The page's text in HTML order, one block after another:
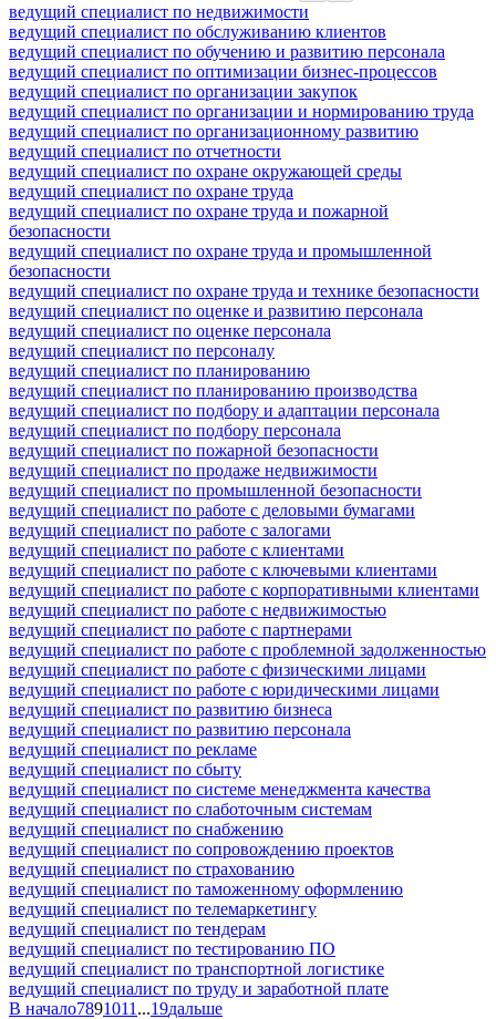
ведущий специалист по недвижимости
ведущий специалист по обслуживанию клиентов
ведущий специалист по обучению и развитию персонала
ведущий специалист по оптимизации бизнес-процессов
ведущий специалист по организации закупок
ведущий специалист по организации и нормированию труда
ведущий специалист по организационному развитию
ведущий специалист по отчетности
ведущий специалист по охране окружающей среды
ведущий специалист по охране труда
ведущий специалист по охране труда и пожарной
безопасности
ведущий специалист по охране труда и промышленной
безопасности
ведущий специалист по охране труда и технике безопасности
ведущий специалист по оценке и развитию персонала
ведущий специалист по оценке персонала
ведущий специалист по персоналу
ведущий специалист по планированию
ведущий специалист по планированию производства
ведущий специалист по подбору и адаптации персонала
ведущий специалист по подбору персонала
ведущий специалист по пожарной безопасности
ведущий специалист по продаже недвижимости
ведущий специалист по промышленной безопасности
ведущий специалист по работе с деловыми бумагами
ведущий специалист по работе с залогами
ведущий специалист по работе с клиентами
ведущий специалист по работе с ключевыми клиентами
ведущий специалист по работе с корпоративными клиентами
ведущий специалист по работе с недвижимостью
ведущий специалист по работе с партнерами
ведущий специалист по работе с проблемной задолженностью
ведущий специалист по работе с физическими лицами
ведущий специалист по работе с юридическими лицами
ведущий специалист по развитию бизнеса
ведущий специалист по развитию персонала
ведущий специалист по рекламе
ведущий специалист по сбыту
ведущий специалист по системе менеджмента качества
ведущий специалист по слаботочным системам
ведущий специалист по снабжению
ведущий специалист по сопровождению проектов
ведущий специалист по страхованию
ведущий специалист по таможенному оформлению
ведущий специалист по телемаркетингу
ведущий специалист по тендерам
ведущий специалист по тестированию ПО
ведущий специалист по транспортной логистике
ведущий специалист по труду и заработной плате
В начало7891011 ...19дальше